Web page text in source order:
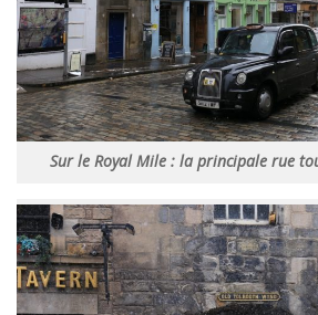
Sur le Royal Mile : la principale rue